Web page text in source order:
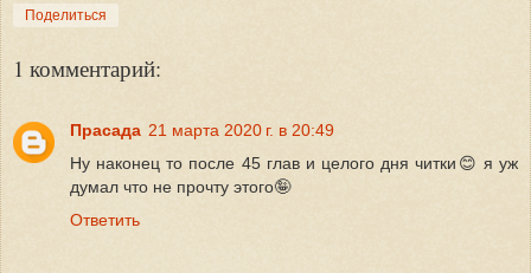
Поделиться
1 комментарий:
Прасада 21 марта 2020 г. в 20:49
Ну наконец то после 45 глав и целого дня читки😊 я уж
думал что не прочту этого🤪
Ответить